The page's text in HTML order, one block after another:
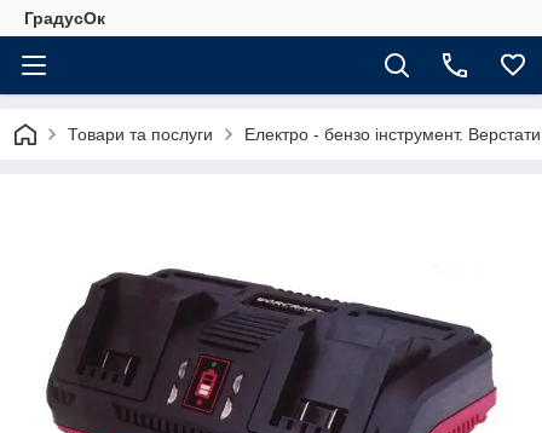
ГрадусОк
Товари та послуги Електро - бензо інструмент. Верстати